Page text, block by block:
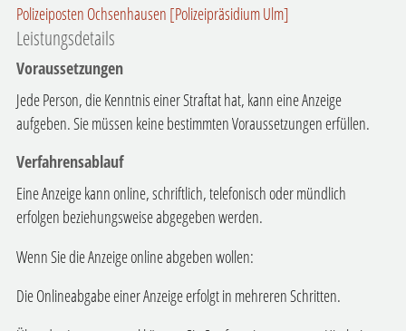
Polizeiposten Ochsenhausen [Polizeipräsidium Ulm]
Leistungsdetails
Voraussetzungen
Jede Person, die Kenntnis einer Straftat hat, kann eine Anzeige
aufgeben. Sie müssen keine bestimmten Voraussetzungen erfüllen.
Verfahrensablauf
Eine Anzeige kann online, schriftlich, telefonisch oder mündlich
erfolgen beziehungsweise abgegeben werden.
Wenn Sie die Anzeige online abgeben wollen:
Die Onlineabgabe einer Anzeige erfolgt in mehreren Schritten.